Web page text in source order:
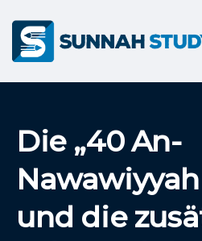
Die „40 An-
und die